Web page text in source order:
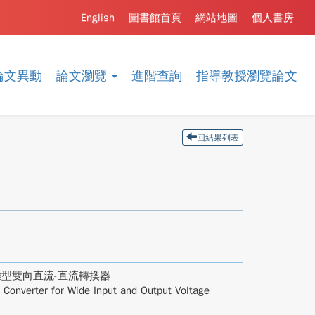
文異動 論文瀏覽 進階查詢 指導教授瀏覽論文
個人書房
網站地圖
圖書館首頁
English
回結果列表
雙向直流-直流轉換器
for Wide Input and Output Voltage